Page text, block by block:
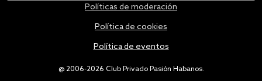
@ 2006-2026 Club Privado Pasión Habanos.
Políticas de moderación
Política de cookies
Política de eventos